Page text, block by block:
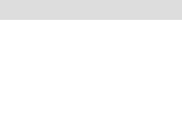
一時トヨタ超え...